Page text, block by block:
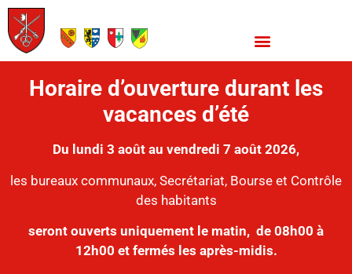
Horaire d’ouverture durant les
vacances d’été
Du lundi 3 août au vendredi 7 août 2026,
les bureaux communaux, Secrétariat, Bourse et Contrôle
des habitants
seront ouverts uniquement le matin, de 08h00 à
12h00 et fermés les après-midis.